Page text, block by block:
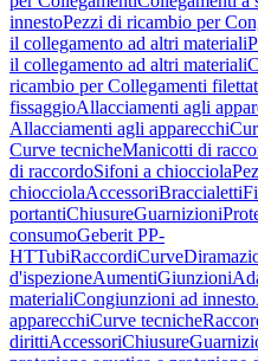
innestoPezzi di ricambio per
il collegamento ad altri materiali
il collegamento ad altri materiali
ricambio per Collegamenti
fissaggioAllacciamenti agli
Allacciamenti agli apparecchi
Curve tecnicheManicotti di
di raccordoSifoni a chiocciola
chiocciolaAccessoriBraccialetti
portantiChiusureGuarnizioni
consumoGeberit PP-
HTTubiRaccordiCurve
d'ispezioneAumentiGiunzioni
materialiCongiunzioni ad innesto
apparecchiCurve tecniche
dirittiAccessoriChiusure